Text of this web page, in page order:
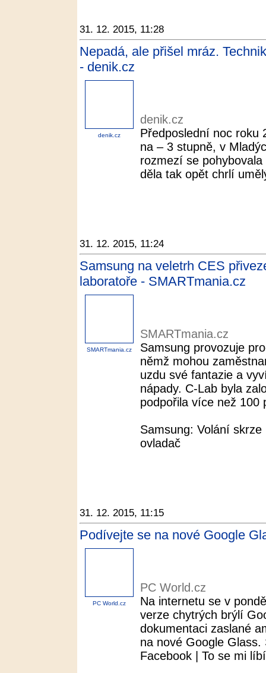
31. 12. 2015, 11:28
Nepadá, ale přišel mráz.
- denik.cz
denik.cz
denik.cz
Předposlední noc roku
na – 3 stupně, v
rozmezí se
děla tak opět chrlí
31. 12. 2015, 11:24
Samsung na veletrh CES
laboratoře - SMARTmania.cz
SMARTmania.cz
SMARTmania.cz
Samsung provozuje
němž mohou
uzdu své fantazie a
nápady. C-Lab byla
podpořila více než 100
Samsung: Volání
ovladač
31. 12. 2015, 11:15
Podívejte se na nové Google
PC World.cz
PC World.cz
Na internetu se v
verze chytrých brýlí
dokumentaci zaslané
na nové Google
Facebook | To se mi